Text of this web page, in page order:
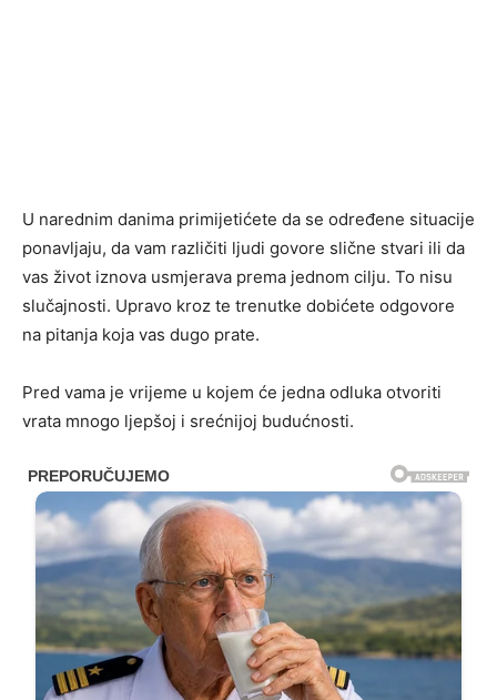
U narednim danima primijetićete da se određene situacije
ponavljaju, da vam različiti ljudi govore slične stvari ili da
vas život iznova usmjerava prema jednom cilju. To nisu
slučajnosti. Upravo kroz te trenutke dobićete odgovore
na pitanja koja vas dugo prate.
Pred vama je vrijeme u kojem će jedna odluka otvoriti
vrata mnogo ljepšoj i srećnijoj budućnosti.